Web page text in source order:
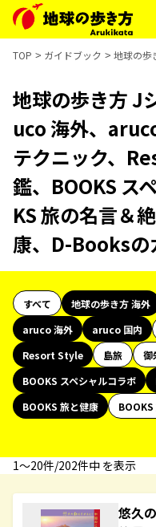
TOP ガイドブック 地球の歩
地球の歩き方 J
uco 海外、
テクニック、
鑑、BOOKS ス
KS 旅の名言＆
康、D-Booksの
すべて 地球の歩き方 海外
aruco 海外
aruco 国内
Resort Style
島旅 御
BOOKS スペシャルコラボ
BOOKS 旅と健康
1〜20件/202件中 を表示
悠久